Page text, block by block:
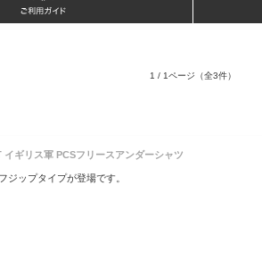
1 / 1ページ （全3件）
ギリス軍 PCSフリースアンダーシャツ
ジップタイプが登場です。